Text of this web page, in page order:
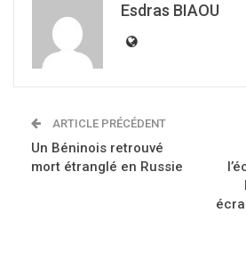
Esdras BIAOU
ARTICLE PRÉCÉDENT
Un Béninois retrouvé
mort étranglé en Russie